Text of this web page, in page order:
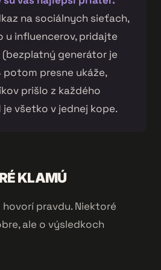
na sociálnych sieťach,
u influencerov, pridajte
(bezplatný generátor je
potom presne ukáže,
prišlo z každého
je všetko v jednej kope.
KLAMÚ
hovorí pravdu. Niektoré
ale o výsledkoch